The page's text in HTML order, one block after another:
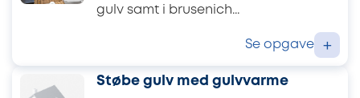
gulv samt i brusenich...
Se opgave +
Støbe gulv med gulvvarme